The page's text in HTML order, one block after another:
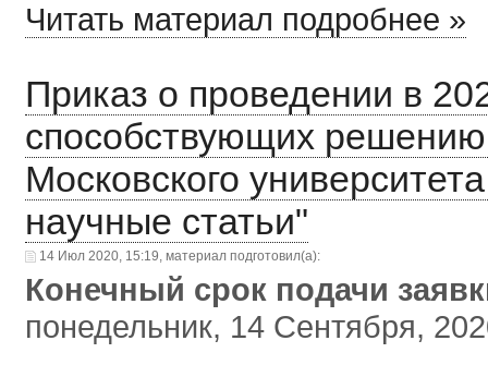
Читать материал подробнее »
Приказ о проведении в
способствующих
Московского
научные статьи"
14 Июл 2020, 15:19, материал подготовил(а):
Конечный срок подачи
понедельник, 14 Сентября,